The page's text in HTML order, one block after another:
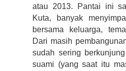
atau 2013. Pantai ini
Kuta, banyak
bersama keluarga,
Dari masih
sudah sering
suami (yang saat itu